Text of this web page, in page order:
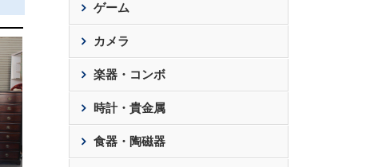
ゲーム
カメラ
楽器・コンボ
時計・貴金属
食器・陶磁器